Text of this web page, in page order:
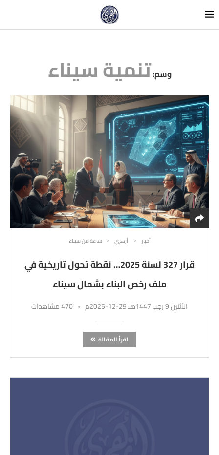
وسم:تنمية سيناء
أخبار أزهري ساعة من سيناء
قرار 327 لسنة 2025… نقطة تحول تاريخية في
ملف رخص البناء بشمال سيناء
الأثنين 9 رجب 1447هـ 29-12-2025م 470 مشاهدات
اقرأ المقالة